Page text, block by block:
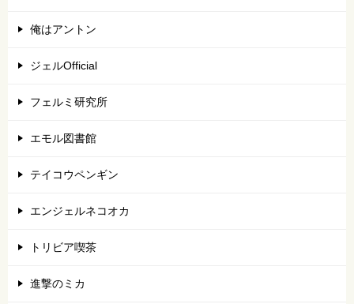
俺はアントン
ジェルOfficial
フェルミ研究所
エモル図書館
テイコウペンギン
エンジェルネコオカ
トリビア喫茶
進撃のミカ